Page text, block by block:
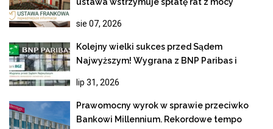
sie 07, 2026
Kolejny wielki sukces przed Sądem
Najwyższym! Wygrana z BNP Paribas i
frankowego
lip 31, 2026
Prawomocny wyrok w sprawie przeciwko
Bankowi Millennium. Rekordowe tempo